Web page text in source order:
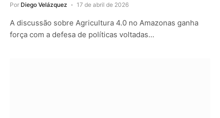
Por Diego Velázquez 17 de abril de 2026
A discussão sobre Agricultura 4.0 no Amazonas ganha
força com a defesa de políticas voltadas…